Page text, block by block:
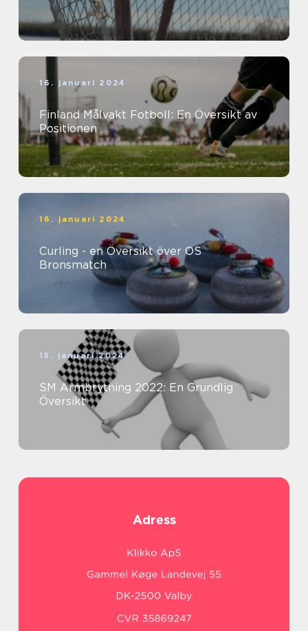
16. januari 2024
Finland Målvakt Fotboll: En Översikt av
Positionen
16. januari 2024
Curling - en Översikt över OS
Bronsmatch
15. januari 2024
SM Armbrytning 2022: En Grundlig
Översikt
Adress